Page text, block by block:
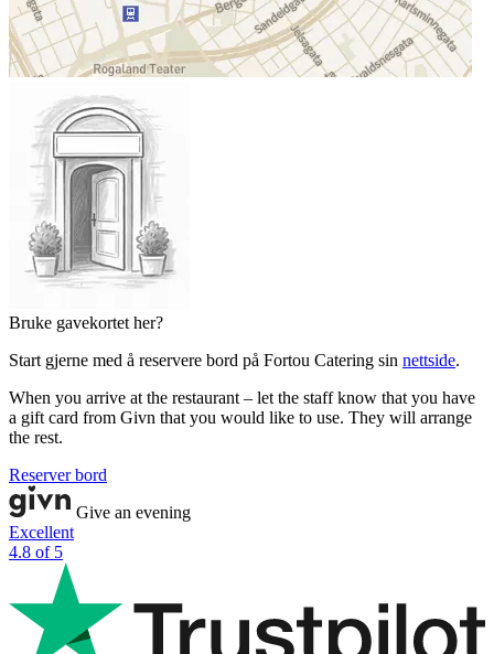
Bruke gavekortet her?
Start gjerne med å reservere bord på Fortou Catering sin nettside.
When you arrive at the restaurant – let the staff know that you have
a gift card from Givn that you would like to use. They will arrange
the rest.
Reserver bord
Give an evening
Excellent
4.8 of 5